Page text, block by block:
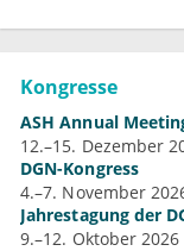
Kongresse
ASH Annual
12.–15. Dezember
DGN-Kongress
4.–7. November
Jahrestagung der
9.–12. Oktober 2026